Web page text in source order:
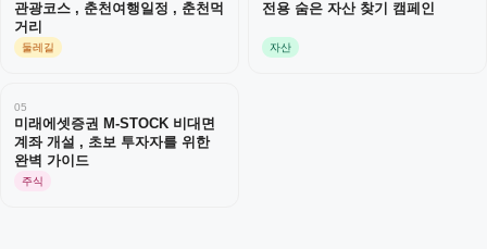
관광코스 , 춘천여행일정 , 춘천먹
거리
둘레길
전용 숨은 자산 찾기 캠페인
자산
05
미래에셋증권 M-STOCK 비대면
계좌 개설 , 초보 투자자를 위한
완벽 가이드
주식